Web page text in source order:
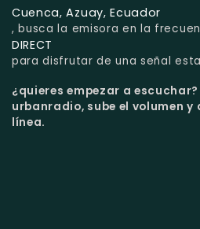
Cuenca, Azuay, Ecuador
, busca la emisora en la
DIRECT
para disfrutar de una señal
¿quieres empezar a escuchar?
urbanradio, sube el volumen
línea.